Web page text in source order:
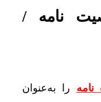
نامه /
را به‌عنوان